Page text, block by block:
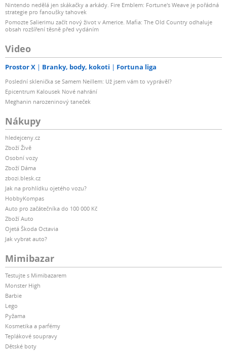
Nintendo nedělá jen skákačky a arkády. Fire Emblem: Fortune's Weave je pořádná
strategie pro fanoušky tahovek
Pomozte Salierimu začít nový život v Americe. Mafia: The Old Country odhaluje
obsah rozšíření těsně před vydáním
Video
Prostor X Branky, body, kokoti Fortuna liga
Poslední sklenička se Samem Neillem: Už jsem vám to vyprávěl?
Epicentrum Kalousek Nové nahrání
Meghanin narozeninový taneček
Nákupy
hledejceny.cz
Zboží Živě
Osobní vozy
Zboží Dáma
zbozi.blesk.cz
Jak na prohlídku ojetého vozu?
HobbyKompas
Auto pro začátečníka do 100 000 Kč
Zboží Auto
Ojetá Škoda Octavia
Jak vybrat auto?
Mimibazar
Testujte s Mimibazarem
Monster High
Barbie
Lego
Pyžama
Kosmetika a parfémy
Teplákové soupravy
Dětské boty